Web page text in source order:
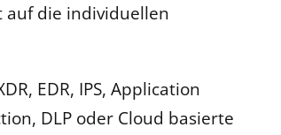
auf die individuellen
EDR, IPS, Application
DLP oder Cloud basierte